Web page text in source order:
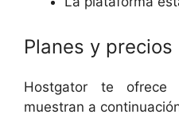
Planes y precios
Hostgator te
muestran a